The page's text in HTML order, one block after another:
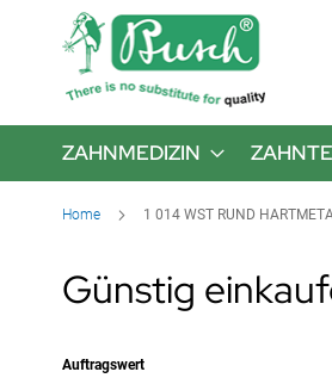
ZAHNMEDIZIN
Home 1 014 WST RUND
Günstig
Auftragswert